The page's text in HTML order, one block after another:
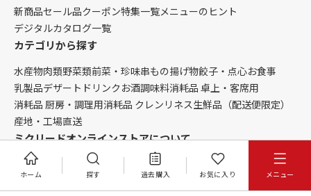
ホーム 探す 過去購入 お気に入り メニュー
新商品セール品クーポン特集一覧メニューのヒント
デジタルカタログ一覧
カテゴリから探す
水産物肉類野菜類前菜・珍味串もの揚げ物餃子・点心お食事
乳製品デザート ドリンク お酒調味料消耗品 卓上・客席用
消耗品 厨房・調理用消耗品 クレンリネス生鮮品（配送便限定）
産地・工場直送
ミクリードオンラインストアについて
はじめての方へ ニュース ご利用ガイド
会社概要
お問い合わせ